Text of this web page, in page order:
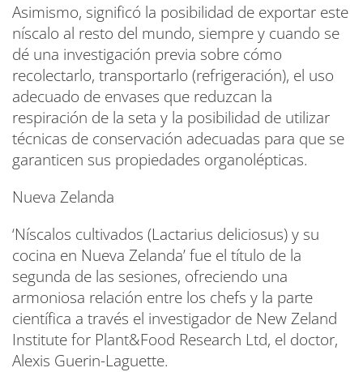
Asimismo, significó la posibilidad de exportar este
níscalo al resto del mundo, siempre y cuando se
dé una investigación previa sobre cómo
recolectarlo, transportarlo (refrigeración), el uso
adecuado de envases que reduzcan la
respiración de la seta y la posibilidad de utilizar
técnicas de conservación adecuadas para que se
garanticen sus propiedades organolépticas.
Nueva Zelanda
‘Níscalos cultivados (Lactarius deliciosus) y su
cocina en Nueva Zelanda’ fue el título de la
segunda de las sesiones, ofreciendo una
armoniosa relación entre los chefs y la parte
científica a través el investigador de New Zeland
Institute for Plant&Food Research Ltd, el doctor,
Alexis Guerin-Laguette.